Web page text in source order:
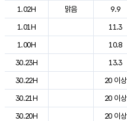
1.02H
맑음 9.9
1.01H
11.3
1.00H
10.8
30.23H
13.3
30.22H
20 이상
30.21H
20 이상
30.20H
20 이상